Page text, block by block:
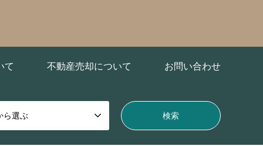
て 不動産売却について お問い合わせ
ら選ぶ